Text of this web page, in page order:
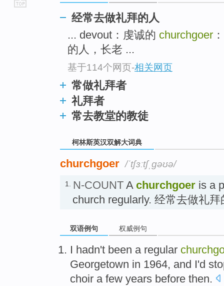
经常去做礼拜的人
... devout：虔诚的 churchgoer ：
的人，长老 ...
基于114个网页-相关网页
常做礼拜者
礼拜者
常去教堂的教徒
柯林斯英汉双解大词典
churchgoer /ˈtʃɜːtʃˌɡəʊə/
1. N-COUNT A churchgoer is a
church regularly. 经常去做礼拜
双语例句 权威例句
I hadn't been a regular
Georgetown in 1964, and I'd
choir a few years before then.